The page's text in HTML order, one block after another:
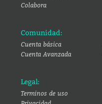
Colabora
Comunidad:
Cuenta básica
Cuenta Avanzada
Legal:
Terminos de uso